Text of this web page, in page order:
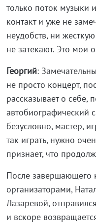
только поток музыки
контакт и уже не
неудобств, ни
не затекают. Это мои
Георгий:
не просто концерт,
рассказывает о себе,
автобиографический
безусловно, мастер,
так играть, нужно
признает, что
После завершающего
организаторами,
Лазаревой,
и вскоре